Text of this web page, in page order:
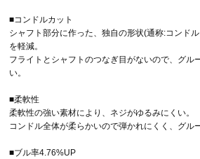
■コンドルカット
シャフト部分に作った、独自の形状(通称:コンド
を軽減。
フライトとシャフトのつなぎ目がないので、グル
い。
■柔軟性
柔軟性の強い素材により、ネジがゆるみにくい。
コンドル全体が柔らかいので弾かれにくく、グル
■ブル率4.76%UP